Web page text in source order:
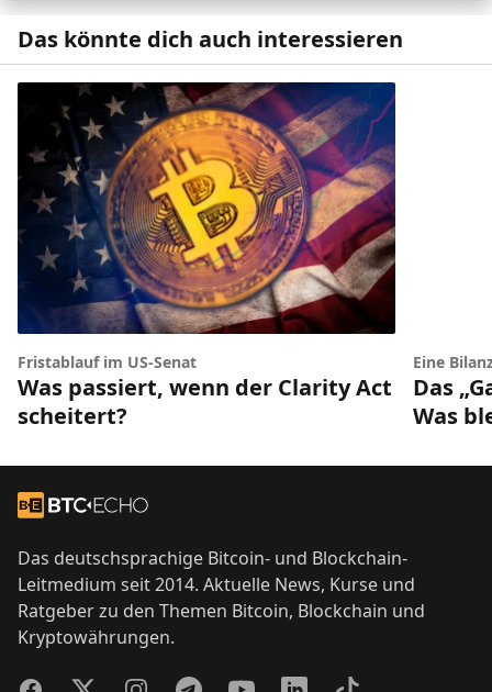
Das könnte dich auch interessieren
Fristablauf im US-Senat
Was passiert, wenn der Clarity Act
scheitert?
Eine
Das
Was
Zur Startseite
Das deutschsprachige Bitcoin- und Blockchain-
Leitmedium seit 2014. Aktuelle News, Kurse und
Ratgeber zu den Themen Bitcoin, Blockchain und
Kryptowährungen.